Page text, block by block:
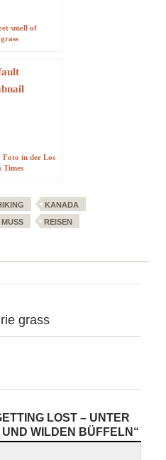
smell of
Foto in der Los
Times
KANADA
REISEN
grass
LOST – UNTER
WILDEN BÜFFELN“